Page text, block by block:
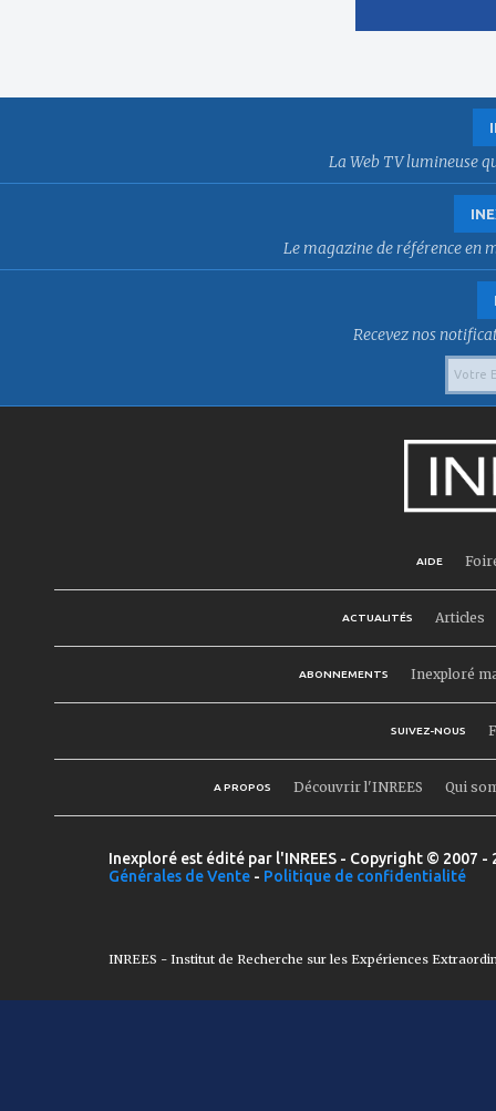
La Web TV lumineuse
Le magazine de référence en
Recevez nos
AIDE
ACTUALITÉS Articles
ABONNEMENTS Inexploré
SUIVEZ-NOUS
A PROPOS Découvrir l'INREES Qui
Inexploré est édité par l'INREES - Copyright © 2007
Générales de Vente - Politique de confidentialité
INREES - Institut de Recherche sur les Expériences